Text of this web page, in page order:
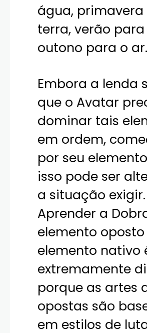
água,
terra, verão
outono para o ar.
Embora a lenda
que o Avatar
dominar tais
em ordem,
por seu
isso pode ser
a situação exigir.
Aprender a
elemento
elemento nativo
extremamente
porque as artes
opostas são
em estilos de